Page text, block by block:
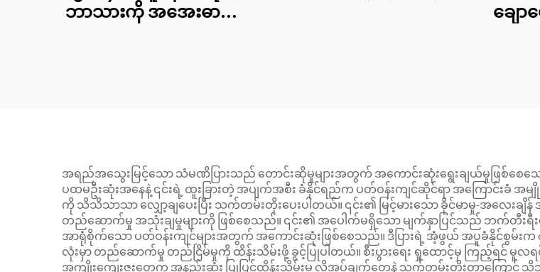
ဘာသားကို အအေးဓာတ်ခံ
ချေ
အရည်အသွေးမြင့်သော သံမဏိပြားသည် တောင်းဆိုမှုများအတွက် အကောင်းဆုံးရွေးချယ်မှုဖြစ်စေသော
ပထမဦးဆုံးအနေနဲ့ ၎င်းရဲ့ ထူးခြားတဲ့ အပျက်အစီး ခံနိုင်ရည်က ပတ်ဝန်းကျင်ဆိုင်ရာ အကြောင်းခံ အ
ကို သိသိသာသာ လျှော့ချပေးပြီး သက်တမ်းတိုးပေးပါတယ်။ ၎င်း၏ မြင့်မားသော ခိုင်မာမှု-အလေးခ
တည်ဆောက်မှု အသုံးချမှုများကို ဖြစ်စေသည်။ ၎င်း၏ အပေါက်မရှိသော မျက်နှာပြင်သည် ဘက်တီးရီးယ
အာရုံစိုက်သော ပတ်ဝန်းကျင်များအတွက် အကောင်းဆုံးဖြစ်စေသည်။ ဒီပြားရဲ့ အံ့ဖွယ် အပူခံနိုင်စွမ်း
လုံးမှာ တည်ဆောက်မှု တည်ငြိမ်မှုကို ထိန်းသိမ်းဖို့ ခွင့်ပြုပါတယ်။ စီးပွားရေး ရှုထောင့်မှ ကြည့်ရင် မူလ
အကျိုးကျေးဇူးတွေက အနည်းဆုံး ပြုပြင်ထိန်းသိမ်းမှု လိုအပ်ချက်တွေနဲ့ သက်တမ်းတိုးတာကြော